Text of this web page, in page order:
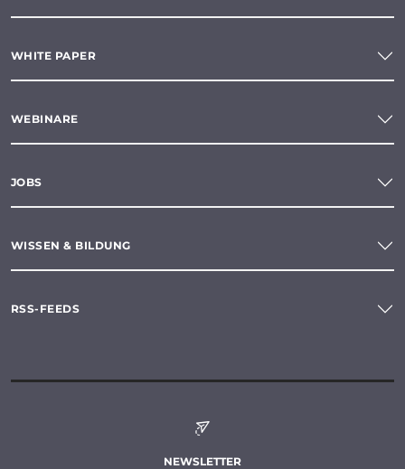
WHITE PAPER
WEBINARE
JOBS
WISSEN & BILDUNG
RSS-FEEDS
NEWSLETTER